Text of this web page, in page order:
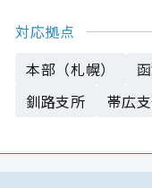
対応拠点
本部（札幌）
釧路支所
帯広